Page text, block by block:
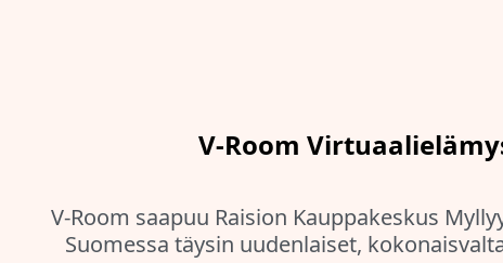
V-Room
V-Room saapuu Raision Kauppakeskus
Suomessa täysin uudenlaiset,